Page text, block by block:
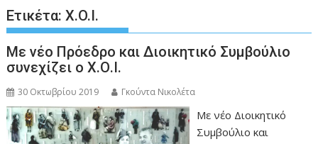
Ετικέτα:X.O.I.
Με νέο Πρόεδρο και Διοικητικό Συμβούλιο
συνεχίζει ο Χ.Ο.Ι.
30 Οκτωβρίου 2019 Γκούντα Νικολέτα
Με νέο Διοικητικό
Συμβούλιο και